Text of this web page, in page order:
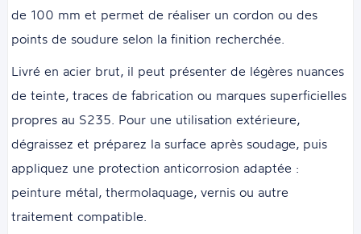
de 100 mm et permet de réaliser un cordon ou des
points de soudure selon la finition recherchée.
Livré en acier brut, il peut présenter de légères nuances
de teinte, traces de fabrication ou marques superficielles
propres au S235. Pour une utilisation extérieure,
dégraissez et préparez la surface après soudage, puis
appliquez une protection anticorrosion adaptée :
peinture métal, thermolaquage, vernis ou autre
traitement compatible.